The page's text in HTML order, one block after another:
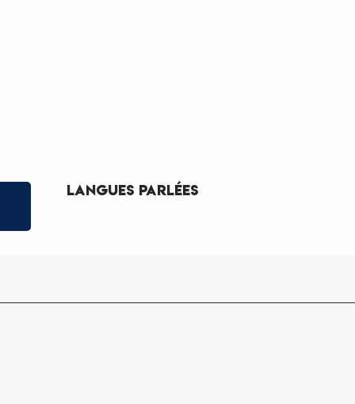
Langues parlées
Langues parlées